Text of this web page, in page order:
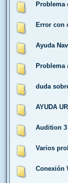
Problema
Error con
Ayuda
Problema
duda
AYUDA
Audition
Varios
Conexión